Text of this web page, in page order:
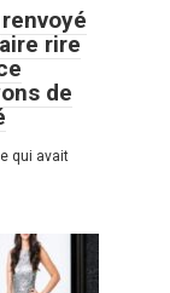
rire
de
qui avait